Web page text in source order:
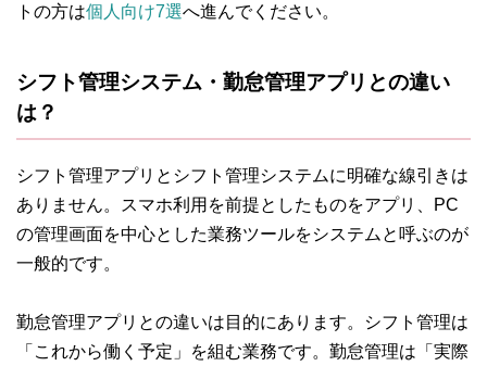
トの方は個人向け7選へ進んでください。
シフト管理システム・勤怠管理アプリとの違い
は？
シフト管理アプリとシフト管理システムに明確な線引きは
ありません。スマホ利用を前提としたものをアプリ、PC
の管理画面を中心とした業務ツールをシステムと呼ぶのが
一般的です。
勤怠管理アプリとの違いは目的にあります。シフト管理は
「これから働く予定」を組む業務です。勤怠管理は「実際